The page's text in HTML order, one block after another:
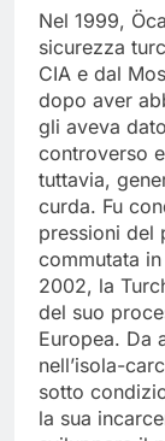
Nel 1999,
sicurezza
CIA e dal
dopo aver
gli aveva
controverso
tuttavia,
curda. Fu
pressioni del
commutata
2002, la
del suo
Europea. Da
nell’isola-
sotto
la sua